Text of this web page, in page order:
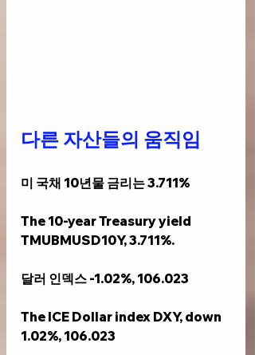
다른 자산들의 움직임
미 국채 10년물 금리는 3.711%
The 10-year Treasury yield
TMUBMUSD10Y, 3.711%.
달러 인덱스 -1.02%, 106.023
The ICE Dollar index DXY, down
1.02%, 106.023